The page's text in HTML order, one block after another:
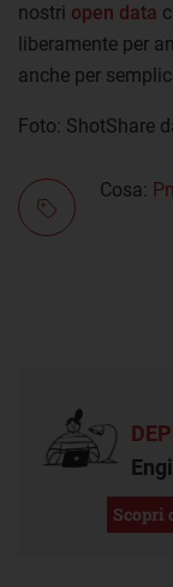
nostri open data
liberamente per
anche per
Foto: ShotShare
Cosa:
Scopri